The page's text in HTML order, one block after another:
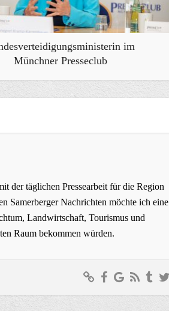
im
Münchner Presseclub
der täglichen Pressearbeit für die Region
Samerberger Nachrichten möchte ich eine
Landwirtschaft, Tourismus und
Raum bekommen würden.